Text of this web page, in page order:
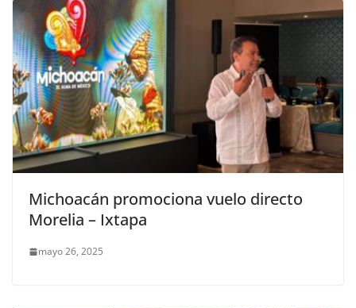
Michoacán promociona vuelo directo
Morelia – Ixtapa
mayo 26, 2025